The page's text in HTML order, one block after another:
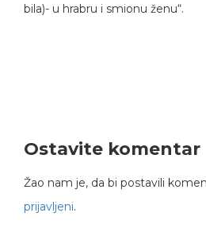
bila)- u hrabru i smionu ženu“.
Ostavite komentar
Žao nam je, da bi postavili
prijavljeni.